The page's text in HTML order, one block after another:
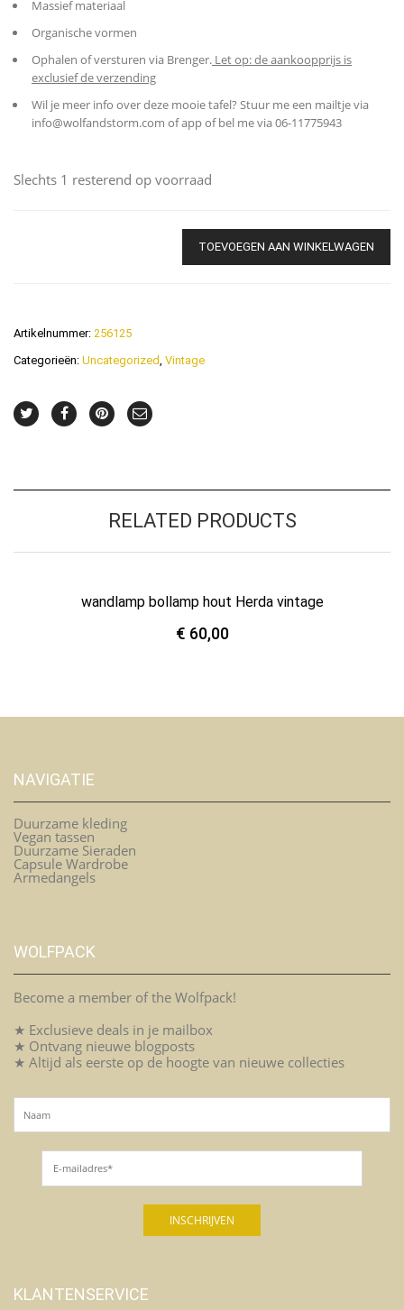
Massief materiaal
Organische vormen
Ophalen of versturen via Brenger. Let op: de aankoopprijs is
exclusief de verzending
Wil je meer info over deze mooie tafel? Stuur me een mailtje via
info@wolfandstorm.com of app of bel me via 06-11775943
Slechts 1 resterend op voorraad
TOEVOEGEN AAN WINKELWAGEN
Artikelnummer: 256125
Categorieën: Uncategorized Vintage
RELATED PRODUCTS
wandlamp bollamp hout Herda vintage
€ 60,00
NAVIGATIE
Duurzame kleding
Vegan tassen
Duurzame Sieraden
Capsule Wardrobe
Armedangels
WOLFPACK
Become a member of the Wolfpack!
★ Exclusieve deals in je mailbox
★ Ontvang nieuwe blogposts
★ Altijd als eerste op de hoogte van nieuwe collecties
KLANTENSERVICE